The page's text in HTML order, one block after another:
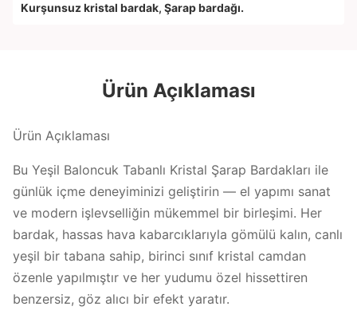
Kurşunsuz kristal bardak, Şarap bardağı.
Ürün Açıklaması
Ürün Açıklaması
Bu Yeşil Baloncuk Tabanlı Kristal Şarap Bardakları ile
günlük içme deneyiminizi geliştirin — el yapımı sanat
ve modern işlevselliğin mükemmel bir birleşimi. Her
bardak, hassas hava kabarcıklarıyla gömülü kalın, canlı
yeşil bir tabana sahip, birinci sınıf kristal camdan
özenle yapılmıştır ve her yudumu özel hissettiren
benzersiz, göz alıcı bir efekt yaratır.